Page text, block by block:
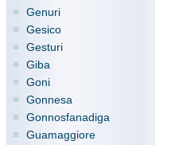
Genuri
Gesico
Gesturi
Giba
Goni
Gonnesa
Gonnosfanadiga
Guamaggiore